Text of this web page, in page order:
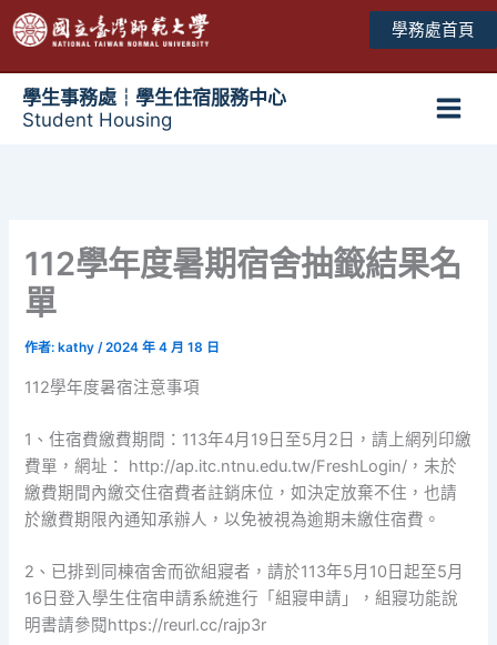
至
學務處首頁
學生事務處┆學生住宿服務中心
Student Housing
112學年度暑期宿舍抽籤結果名
單
作者: kathy/2024 年 4 月 18 日
112學年度暑宿注意事項
1、住宿費繳費期間：113年4月19日至5月2日，請上網列印繳
費單，網址： http://ap.itc.ntnu.edu.tw/FreshLogin/，未於
繳費期間內繳交住宿費者註銷床位，如決定放棄不住，也請
於繳費期限內通知承辦人，以免被視為逾期未繳住宿費。
2、已排到同棟宿舍而欲組寢者，請於113年5月10日起至5月
16日登入學生住宿申請系統進行「組寢申請」，組寢功能說
明書請參閱https://reurl.cc/rajp3r